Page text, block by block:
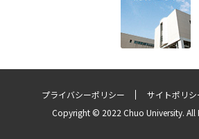
プライバシーポリシー サイトポリシ
Copyright © 2022 Chuo University. All